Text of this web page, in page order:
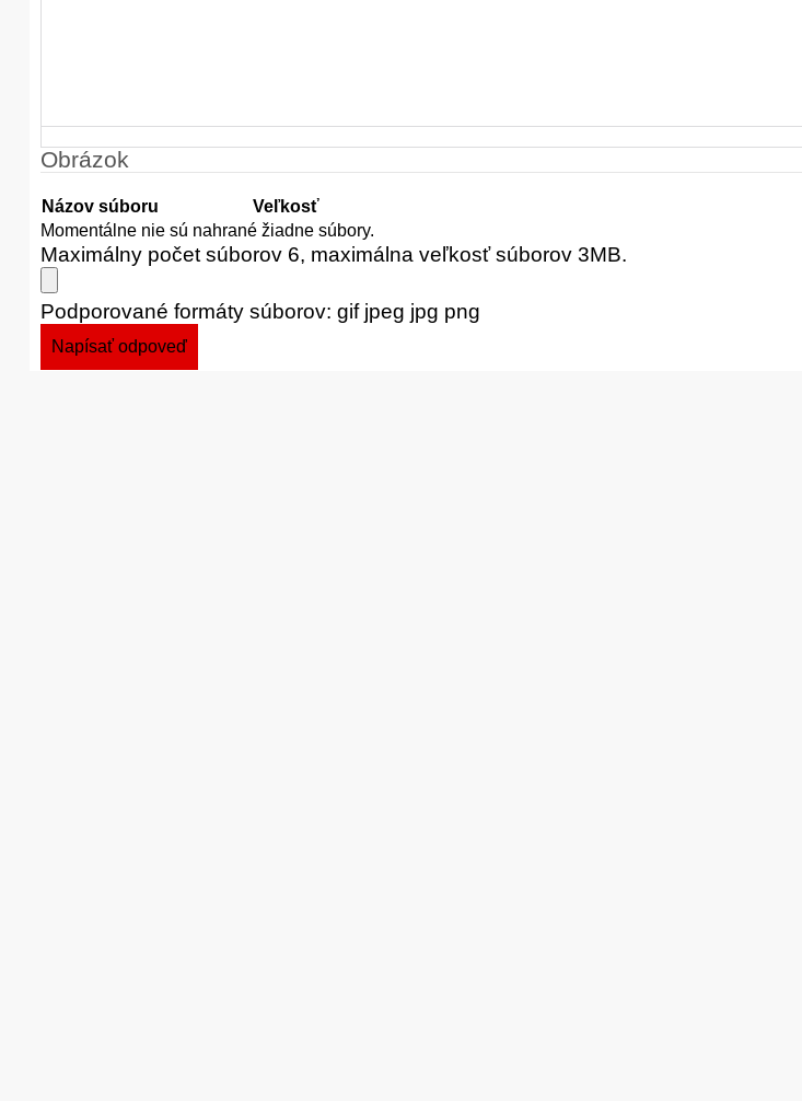
Obrázok
Názov súboru
Veľkosť
Momentálne nie sú nahrané žiadne súbory.
Maximálny počet súborov 6, maximálna veľkosť súborov 3MB.
Podporované formáty súborov: gif jpeg jpg png